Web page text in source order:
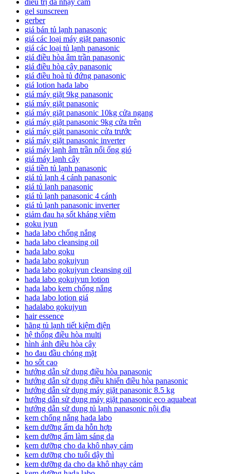
gel sunscreen
gerber
giá bán tủ lạnh panasonic
giá các loại máy giặt panasonic
giá các loại tủ lạnh panasonic
giá điều hòa âm trần panasonic
giá điều hòa cây panasonic
giá điều hoà tủ đứng panasonic
giá lotion hada labo
giá máy giặt 9kg panasonic
giá máy giặt panasonic
giá máy giặt panasonic 10kg cửa ngang
giá máy giặt panasonic 9kg cửa trên
giá máy giặt panasonic cửa trước
giá máy giặt panasonic inverter
giá máy lạnh âm trần nối ống gió
giá máy lạnh cây
giá tiền tủ lạnh panasonic
giá tủ lạnh 4 cánh panasonic
giá tủ lạnh panasonic
giá tủ lạnh panasonic 4 cánh
giá tủ lạnh panasonic inverter
giảm đau hạ sốt kháng viêm
goku jyun
hada labo chống nắng
hada labo cleansing oil
hada labo goku
hada labo gokujyun
hada labo gokujyun cleansing oil
hada labo gokujyun lotion
hada labo kem chống nắng
hada labo lotion giá
hadalabo gokujyun
hair essence
hãng tủ lạnh tiết kiệm điện
hệ thống điều hòa multi
hình ảnh điều hòa cây
ho đau đầu chóng mặt
ho sốt cao
hướng dẫn sử dụng điều hòa panasonic
hướng dẫn sử dụng điều khiển điều hòa panasonic
hướng dẫn sử dụng máy giặt panasonic 8.5 kg
hướng dẫn sử dụng máy giặt panasonic eco aquabeat
hướng dẫn sử dụng tủ lạnh panasonic nội địa
kem chống nắng hada labo
kem dưỡng ẩm da hỗn hợp
kem dưỡng ẩm làm sáng da
kem dưỡng cho da khô nhạy cảm
kem dưỡng cho tuổi dậy thì
kem dưỡng da cho da khô nhạy cảm